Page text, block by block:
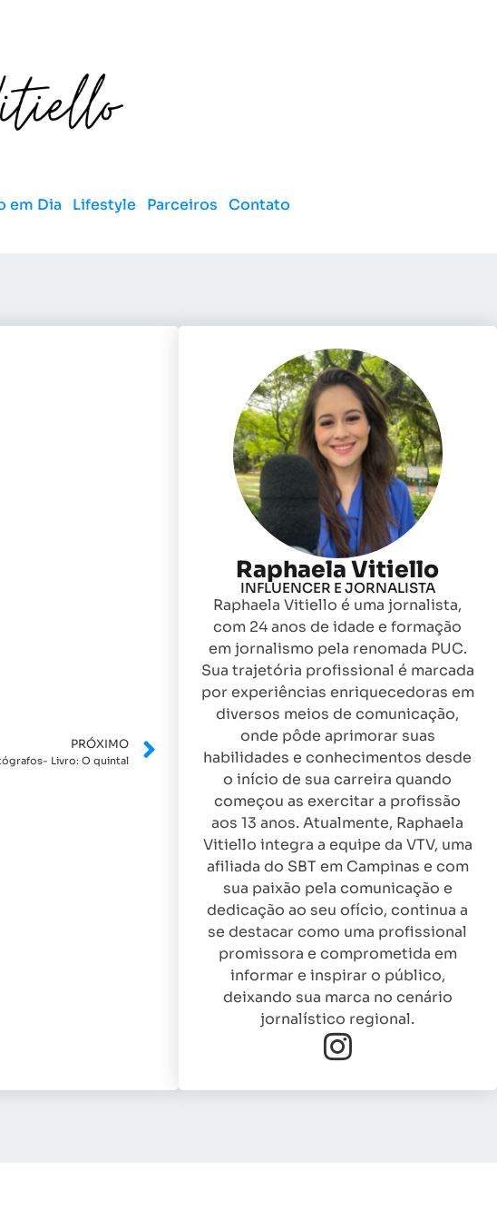
em Dia Lifestyle Parceiros Contato
PRÓXIMO
Livro: O quintal
Raphaela Vitiello
INFLUENCER E JORNALISTA
Raphaela Vitiello é uma jornalista,
com 24 anos de idade e formação
em jornalismo pela renomada PUC.
Sua trajetória profissional é marcada
por experiências enriquecedoras em
diversos meios de comunicação,
onde pôde aprimorar suas
habilidades e conhecimentos desde
o início de sua carreira quando
começou as exercitar a profissão
aos 13 anos. Atualmente, Raphaela
Vitiello integra a equipe da VTV, uma
afiliada do SBT em Campinas e com
sua paixão pela comunicação e
dedicação ao seu ofício, continua a
se destacar como uma profissional
promissora e comprometida em
informar e inspirar o público,
deixando sua marca no cenário
jornalístico regional.